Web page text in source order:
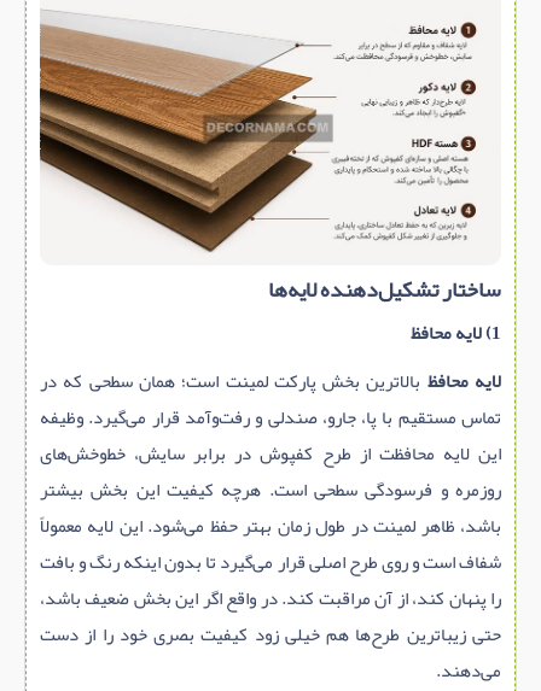
ساختار تشکیل‌دهنده لایه‌ها
1) لایه محافظ
لایه محافظ بالاترین بخش پارکت لمینت است؛ همان سطحی که در
تماس مستقیم با پا، جارو، صندلی و رفت‌وآمد قرار می‌گیرد. وظیفه
این لایه محافظت از طرح کفپوش در برابر سایش، خط‌وخش‌های
روزمره و فرسودگی سطحی است. هرچه کیفیت این بخش بیشتر
باشد، ظاهر لمینت در طول زمان بهتر حفظ می‌شود. این لایه معمولاً
شفاف است و روی طرح اصلی قرار می‌گیرد تا بدون اینکه رنگ و بافت
را پنهان کند، از آن مراقبت کند. در واقع اگر این بخش ضعیف باشد،
حتی زیباترین طرح‌ها هم خیلی زود کیفیت بصری خود را از دست
می‌دهند.